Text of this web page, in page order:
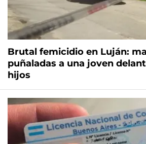
Brutal femicidio en Luján:
puñaladas a una joven
hijos